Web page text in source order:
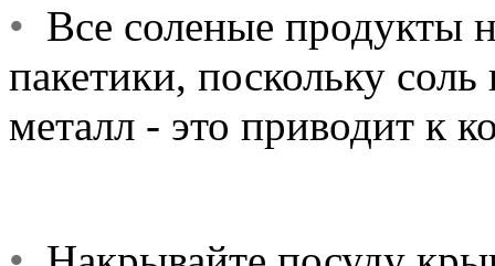
• Все соленые продукты
пакетики, поскольку соль
металл - это приводит к